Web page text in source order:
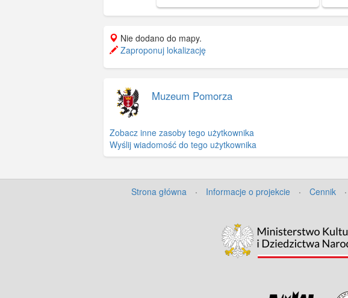
Nie dodano do mapy.
Zaproponuj lokalizację
Muzeum Pomorza
Zobacz inne zasoby tego użytkownika
Wyślij wiadomość do tego użytkownika
Strona główna · Informacje o projekcie · Cennik ·